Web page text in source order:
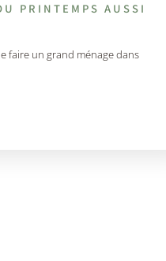
PRINTEMPS AUSSI
faire un grand ménage dans